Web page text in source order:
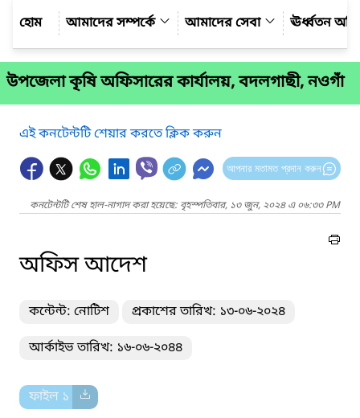
আমাদের সম্পর্কে
আমাদের সেবা ঊর্ধ্বতন
উপজেলা কৃষি অফিসারের কার্যালয়, বদলগাছী, নওগাঁ
এই কনটেন্টটি শেয়ার করতে ক্লিক করুন
আপনার মতামত প্রদান করুন
কনটেন্টটি শেষ হাল-নাগাদ করা হয়েছে: বৃহস্পতিবার, ১৩ জুন, ২০২৪ এ ০৬:৩৩ PM
অফিস আদেশ
কন্টেন্ট: নোটিশ প্রকাশের তারিখ: ১৩-০৬-২০২৪
আর্কাইভ তারিখ: ১৬-০৬-২০৪৪
ফাইল ১